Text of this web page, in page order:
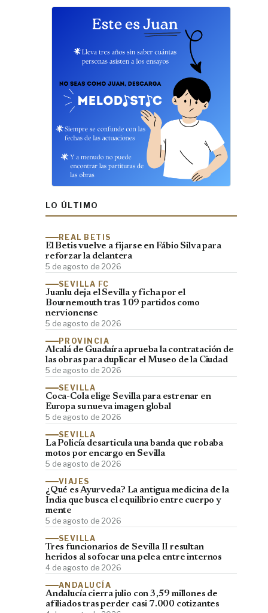
LO ÚLTIMO
REAL BETIS
El Betis vuelve a fijarse en Fábio Silva para
reforzar la delantera
5 de agosto de 2026
SEVILLA FC
Juanlu deja el Sevilla y ficha por el
Bournemouth tras 109 partidos como
nervionense
5 de agosto de 2026
PROVINCIA
Alcalá de Guadaíra aprueba la contratación de
las obras para duplicar el Museo de la Ciudad
5 de agosto de 2026
SEVILLA
Coca-Cola elige Sevilla para estrenar en
Europa su nueva imagen global
5 de agosto de 2026
SEVILLA
La Policía desarticula una banda que robaba
motos por encargo en Sevilla
5 de agosto de 2026
VIAJES
¿Qué es Ayurveda? La antigua medicina de la
India que busca el equilibrio entre cuerpo y
mente
5 de agosto de 2026
SEVILLA
Tres funcionarios de Sevilla II resultan
heridos al sofocar una pelea entre internos
4 de agosto de 2026
ANDALUCÍA
Andalucía cierra julio con 3,59 millones de
afiliados tras perder casi 7.000 cotizantes